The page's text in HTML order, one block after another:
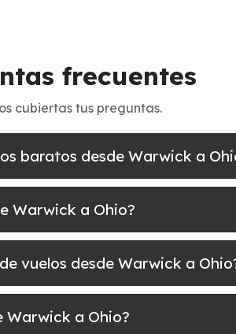
frecuentes
cubiertas tus preguntas.
baratos desde Warwick a
Warwick a Ohio?
vuelos desde Warwick a
Warwick a Ohio?